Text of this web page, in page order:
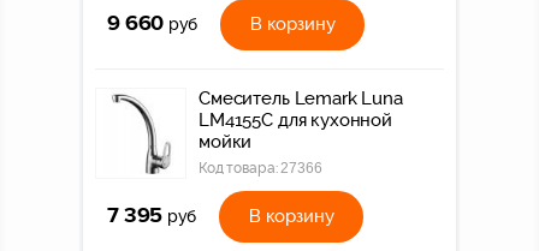
9 660 руб В корзину
Смеситель Lemark Luna
LM4155C для кухонной
мойки
Код товара:27366
7 395 руб В корзину